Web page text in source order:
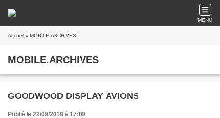
MENU
Accueil » MOBILE.ARCHIVES
MOBILE.ARCHIVES
GOODWOOD DISPLAY AVIONS
Publié le 22/09/2019 à 17:09